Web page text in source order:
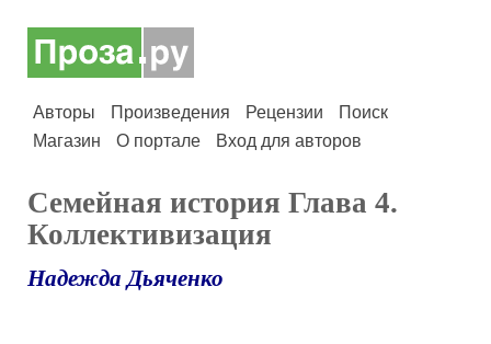
Авторы Произведения Рецензии
Поиск
Магазин
О портале Вход для авторов
Семейная история Глава 4.
Коллективизация
Надежда Дьяченко